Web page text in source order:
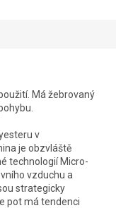
Má žebrovaný
v
je obzvláště
technologií Micro-
vzduchu a
strategicky
pot má tendenci